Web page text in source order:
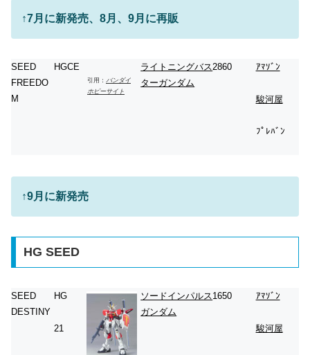
↑7月に新発売、8月、9月に再販
SEED
FREEDO
M
HGCE
引用： バンダイ
ホビーサイト
ライトニングバス
ターガンダム
2860 ｱﾏｿﾞﾝ
駿河屋
ﾌﾟﾚﾊﾞﾝ
↑9月に新発売
HG SEED
SEED
DESTINY
HG
21
ソードインパルス
ガンダム
1650 ｱﾏｿﾞﾝ
駿河屋